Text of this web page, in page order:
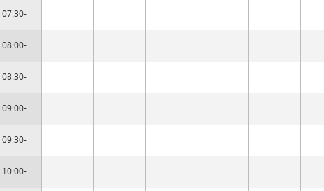
07:30-
08:00-
08:30-
09:00-
09:30-
10:00-